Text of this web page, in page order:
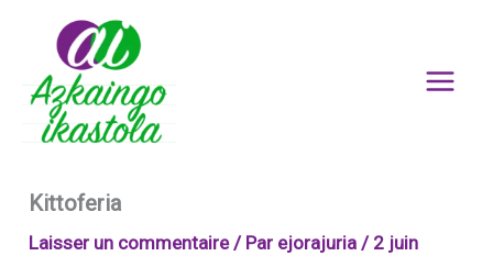
contenu
Kittoferia
Laisser un commentaire / Par ejorajuria / 2 juin